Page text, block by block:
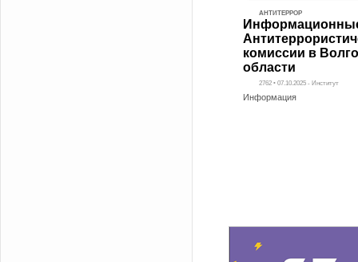
АНТИТЕРРОР
комиссии в
области
2762 • 07.10.2025 - Институт
Информация